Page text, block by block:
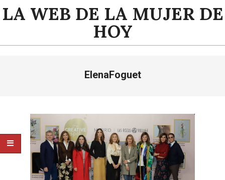
Saltar
alLA WEB DE LA MUJER DE
HOY
ElenaFoguet